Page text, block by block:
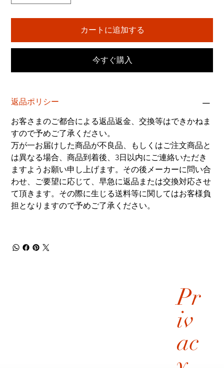
カートに追加する
今すぐ購入
返品ポリシー
お客さまのご都合による返品返金、交換等はできかねま
すので予めご了承ください。
万が一お届けした商品が不良品、もしくはご注文商品と
は異なる場合、商品到着後、3日以内にご連絡いただき
ますようお願い申し上げます。その後メーカーに問い合
わせ、ご要望に応じて、早急に返品または交換対応させ
て頂きます。その際に生じる送料等に関してはお客様負
担となりますので予めご了承ください。
Pr
iv
ac